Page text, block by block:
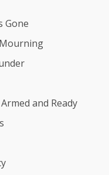
Gone
and Ready